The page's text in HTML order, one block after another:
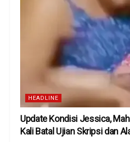
HEADLINE
Update Kondisi Jessica,
Kali Batal Ujian Skripsi dan